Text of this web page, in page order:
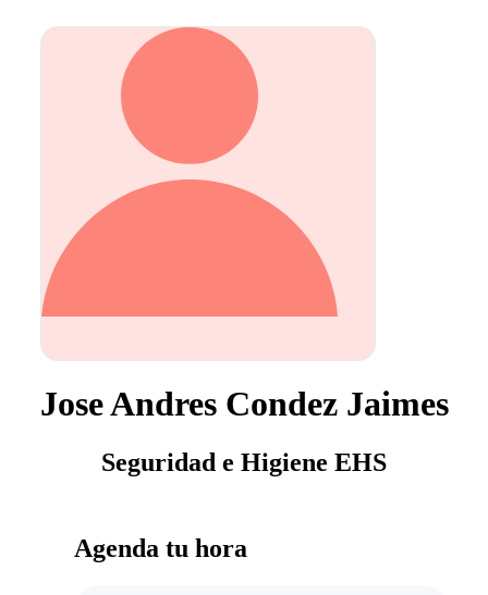
Jose Andres Condez Jaimes
Seguridad e Higiene EHS
Agenda tu hora